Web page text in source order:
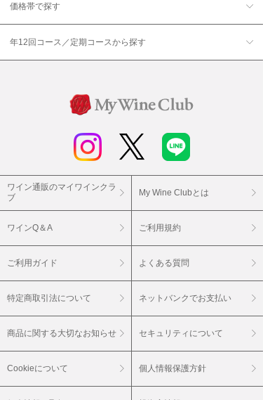
価格帯で探す
年12回コース／定期コースから探す
ワイン通販のマイワインクラ
ブ
My Wine Clubとは
ワインQ＆A ご利用規約
ご利用ガイド よくある質問
特定商取引法について ネットバンクでお支払い
商品に関する大切なお知らせ セキュリティについて
Cookieについて 個人情報保護方針